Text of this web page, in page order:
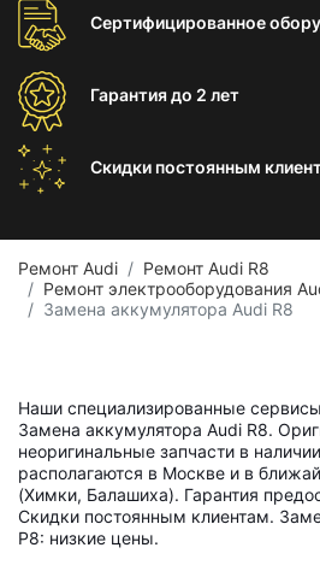
Сертифицированное
Гарантиядо 2 лет
Скидки постоянным
Ремонт Audi
Ремонт Audi R8
Ремонт электрооборудования
Замена аккумулятора Audi R8
Наши специализированные
Замена аккумулятора Audi R8.
неоригинальные запчасти в
располагаются в Москве и в
(Химки, Балашиха). Гарантия
Скидки постоянным клиентам.
Р8: низкие цены.